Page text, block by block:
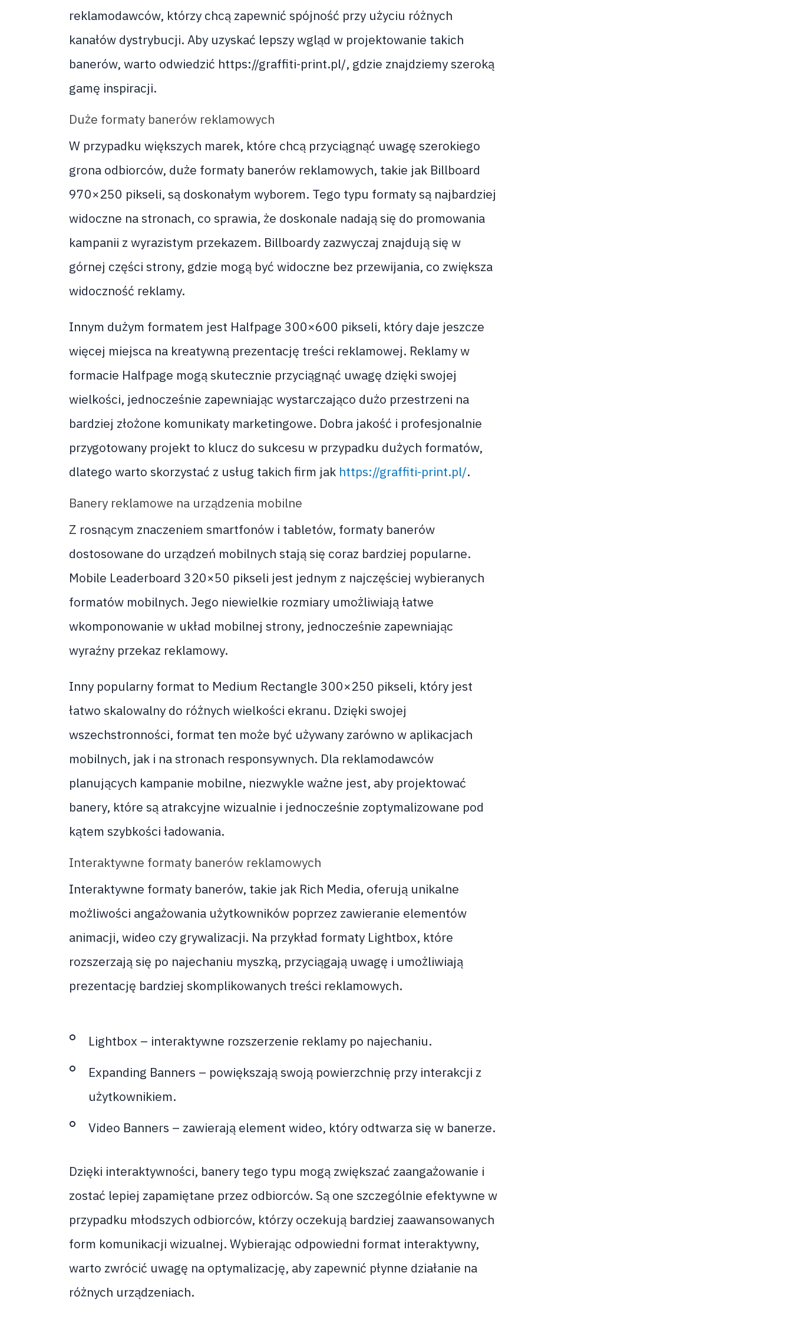
reklamodawców, którzy chcą zapewnić spójność przy użyciu różnych
kanałów dystrybucji. Aby uzyskać lepszy wgląd w projektowanie takich
banerów, warto odwiedzić https://graffiti-print.pl/, gdzie znajdziemy szeroką
gamę inspiracji.
Duże formaty banerów reklamowych
W przypadku większych marek, które chcą przyciągnąć uwagę szerokiego
grona odbiorców, duże formaty banerów reklamowych, takie jak Billboard
970×250 pikseli, są doskonałym wyborem. Tego typu formaty są najbardziej
widoczne na stronach, co sprawia, że doskonale nadają się do promowania
kampanii z wyrazistym przekazem. Billboardy zazwyczaj znajdują się w
górnej części strony, gdzie mogą być widoczne bez przewijania, co zwiększa
widoczność reklamy.
Innym dużym formatem jest Halfpage 300×600 pikseli, który daje jeszcze
więcej miejsca na kreatywną prezentację treści reklamowej. Reklamy w
formacie Halfpage mogą skutecznie przyciągnąć uwagę dzięki swojej
wielkości, jednocześnie zapewniając wystarczająco dużo przestrzeni na
bardziej złożone komunikaty marketingowe. Dobra jakość i profesjonalnie
przygotowany projekt to klucz do sukcesu w przypadku dużych formatów,
dlatego warto skorzystać z usług takich firm jak https://graffiti-print.pl/.
Banery reklamowe na urządzenia mobilne
Z rosnącym znaczeniem smartfonów i tabletów, formaty banerów
dostosowane do urządzeń mobilnych stają się coraz bardziej popularne.
Mobile Leaderboard 320×50 pikseli jest jednym z najczęściej wybieranych
formatów mobilnych. Jego niewielkie rozmiary umożliwiają łatwe
wkomponowanie w układ mobilnej strony, jednocześnie zapewniając
wyraźny przekaz reklamowy.
Inny popularny format to Medium Rectangle 300×250 pikseli, który jest
łatwo skalowalny do różnych wielkości ekranu. Dzięki swojej
wszechstronności, format ten może być używany zarówno w aplikacjach
mobilnych, jak i na stronach responsywnych. Dla reklamodawców
planujących kampanie mobilne, niezwykle ważne jest, aby projektować
banery, które są atrakcyjne wizualnie i jednocześnie zoptymalizowane pod
kątem szybkości ładowania.
Interaktywne formaty banerów reklamowych
Interaktywne formaty banerów, takie jak Rich Media, oferują unikalne
możliwości angażowania użytkowników poprzez zawieranie elementów
animacji, wideo czy grywalizacji. Na przykład formaty Lightbox, które
rozszerzają się po najechaniu myszką, przyciągają uwagę i umożliwiają
prezentację bardziej skomplikowanych treści reklamowych.
Lightbox – interaktywne rozszerzenie reklamy po najechaniu.
Expanding Banners – powiększają swoją powierzchnię przy interakcji z
użytkownikiem.
Video Banners – zawierają element wideo, który odtwarza się w banerze.
Dzięki interaktywności, banery tego typu mogą zwiększać zaangażowanie i
zostać lepiej zapamiętane przez odbiorców. Są one szczególnie efektywne w
przypadku młodszych odbiorców, którzy oczekują bardziej zaawansowanych
form komunikacji wizualnej. Wybierając odpowiedni format interaktywny,
warto zwrócić uwagę na optymalizację, aby zapewnić płynne działanie na
różnych urządzeniach.